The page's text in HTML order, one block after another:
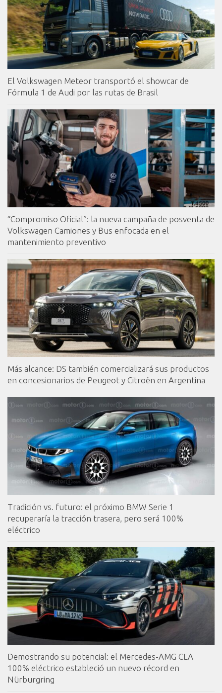
El Volkswagen Meteor transportó el showcar de
Fórmula 1 de Audi por las rutas de Brasil
“Compromiso Oficial”: la nueva campaña de posventa de
Volkswagen Camiones y Bus enfocada en el
mantenimiento preventivo
Más alcance: DS también comercializará sus productos
en concesionarios de Peugeot y Citroën en Argentina
Tradición vs. futuro: el próximo BMW Serie 1
recuperaría la tracción trasera, pero será 100%
eléctrico
Demostrando su potencial: el Mercedes-AMG CLA
100% eléctrico estableció un nuevo récord en
Nürburgring